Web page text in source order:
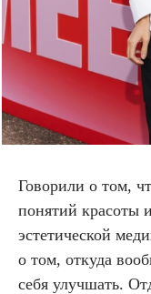
Говорили о том,
понятий красоты
эстетической
о том, откуда
себя улучшать.